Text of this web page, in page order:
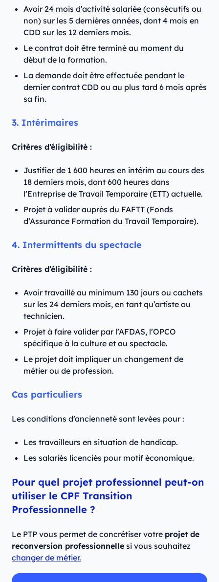
Avoir 24 mois d’activité salariée (consécutifs ou
non) sur les 5 dernières années, dont 4 mois en
CDD sur les 12 derniers mois.
Le contrat doit être terminé au moment du
début de la formation.
La demande doit être effectuée pendant le
dernier contrat CDD ou au plus tard 6 mois après
sa fin.
3. Intérimaires
Critères d’éligibilité :
Justifier de 1 600 heures en intérim au cours des
18 derniers mois, dont 600 heures dans
l’Entreprise de Travail Temporaire (ETT) actuelle.
Projet à valider auprès du FAFTT (Fonds
d’Assurance Formation du Travail Temporaire).
4. Intermittents du spectacle
Critères d’éligibilité :
Avoir travaillé au minimum 130 jours ou cachets
sur les 24 derniers mois, en tant qu’artiste ou
technicien.
Projet à faire valider par l’AFDAS, l’OPCO
spécifique à la culture et au spectacle.
Le projet doit impliquer un changement de
métier ou de profession.
Cas particuliers
Les conditions d’ancienneté sont levées pour :
Les travailleurs en situation de handicap.
Les salariés licenciés pour motif économique.
Pour quel projet professionnel peut-on
utiliser le CPF Transition
Professionnelle ?
Le PTP vous permet de concrétiser votre projet de
reconversion professionnelle si vous souhaitez
changer de métier.